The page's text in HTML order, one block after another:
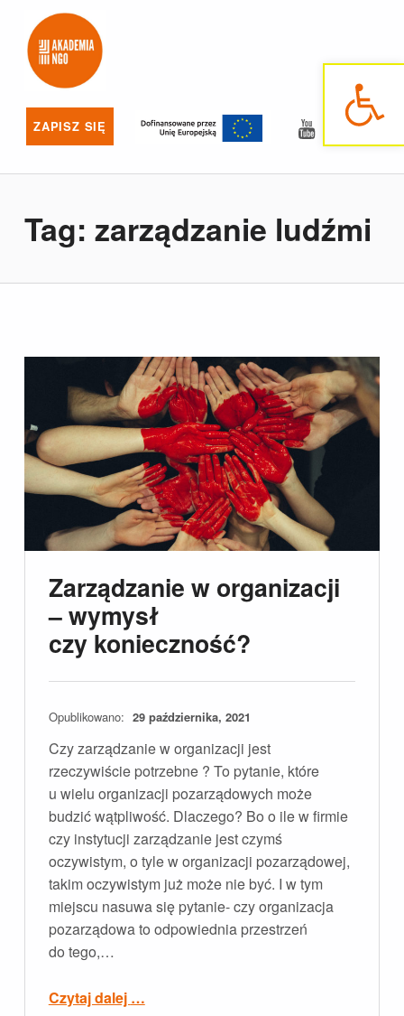
Otwórz pasek narzędzi
ZAPISZ SIĘ
YouTube
Tag: zarządzanie ludźmi
Zarządzanie w organizacji
– wymysł
czy konieczność?
Opublikowano: 29 października, 2021
Czy zarządzanie w organizacji jest
rzeczywiście potrzebne ? To pytanie, które
u wielu organizacji pozarządowych może
budzić wątpliwość. Dlaczego? Bo o ile w firmie
czy instytucji zarządzanie jest czymś
oczywistym, o tyle w organizacji pozarządowej,
takim oczywistym już może nie być. I w tym
miejscu nasuwa się pytanie- czy organizacja
pozarządowa to odpowiednia przestrzeń
do tego,…
Czytaj dalej …